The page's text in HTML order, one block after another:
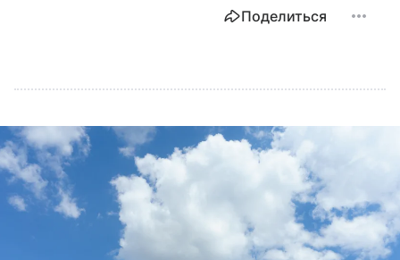
Поделиться